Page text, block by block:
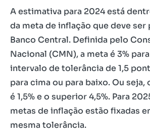
A estimativa para 2024 está
da meta de inflação que deve
Banco Central. Definida pelo
Nacional (CMN), a meta é 3%
intervalo de tolerância de 1,5
para cima ou para baixo. Ou
é 1,5% e o superior 4,5%. Para
metas de inflação estão fixadas
mesma tolerância.